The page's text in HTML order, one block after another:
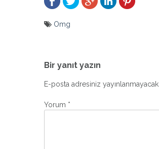
Omg
gezinmesi
Bir yanıt yazın
E-posta adresiniz yayınlanmayacak.
Yorum *